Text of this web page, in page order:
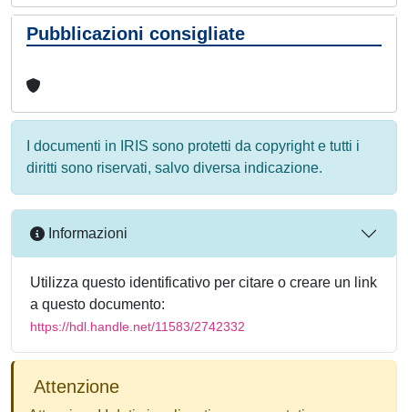
Pubblicazioni consigliate
I documenti in IRIS sono protetti da copyright e tutti i
diritti sono riservati, salvo diversa indicazione.
Informazioni
Utilizza questo identificativo per citare o creare un link
a questo documento:
https://hdl.handle.net/11583/2742332
Attenzione